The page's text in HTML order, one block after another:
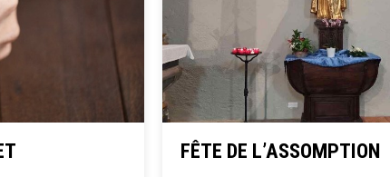
FÊTE DE L’ASSOMPTION